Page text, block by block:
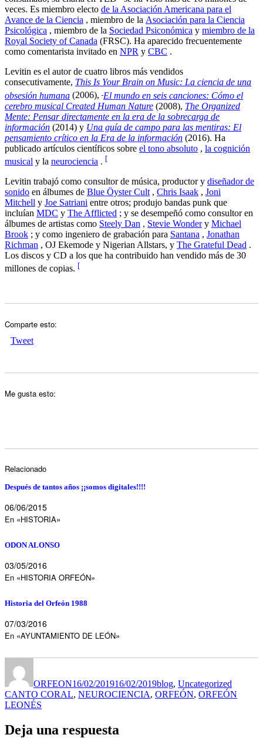
veces. Es miembro electo de la Asociación Americana para el
Avance de la Ciencia , miembro de la Asociación para la Ciencia
Psicológica , miembro de la Sociedad Psiconómica y miembro de la
Royal Society of Canada (FRSC). Ha aparecido frecuentemente
como comentarista invitado en NPR y CBC .
Levitin es el autor de cuatro libros más vendidos
consecutivamente, This Is Your Brain on Music: La ciencia de una
obsesión humana (2006), El mundo en seis canciones: Cómo el
cerebro musical Created Human Nature (2008), The Organized
Mente: Pensar directamente en la era de la sobrecarga de
información (2014) y Una guía de campo para las mentiras: El
pensamiento crítico en la Era de la información (2016). Ha
publicado artículos científicos sobre el tono absoluto , la cognición
musical y la neurociencia . [
Levitin trabajó como consultor de música, productor y diseñador de
sonido en álbumes de Blue Öyster Cult , Chris Isaak , Joni
Mitchell y Joe Satriani entre otros; produjo bandas punk que
incluían MDC y The Afflicted ; y se desempeñó como consultor en
álbumes de artistas como Steely Dan , Stevie Wondery Michael
Brook ; y como ingeniero de grabación para Santana , Jonathan
Richman , OJ Ekemode y Nigerian Allstars, y The Grateful Dead .
Los discos y CD a los que ha contribuido han vendido más de 30
millones de copias. [
Comparte esto:
Tweet
Me gusta esto:
Relacionado
Después de tantos años ¡¡somos digitales!!!!
06/06/2015
En «HISTORIA»
ODON ALONSO
03/05/2016
En «HISTORIA ORFEÓN»
Historia del Orfeón 1988
07/03/2016
En «AYUNTAMIENTO DE LEÓN»
ORFEON16/02/201916/02/2019blog, Uncategorized
CANTO CORAL, NEUROCIENCIA, ORFEÓN, ORFEÓN
LEONÉS
Deja una respuesta